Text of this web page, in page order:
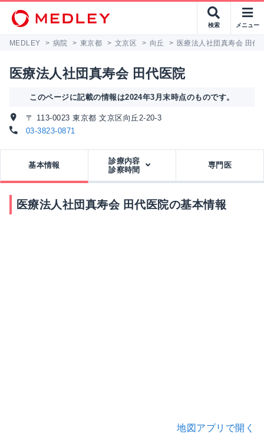
検索 メニュー
MEDLEY > 病院 > 東京都 > 文京区 > 向丘 > 医療法人社団真寿会 田代
医療法人社団真寿会 田代医院
このページに記載の情報は2024年3月末時点のものです。
〒 113-0023 東京都 文京区向丘2-20-3
03-3823-0871
基本情報
診療内容
診察時間
専門医
医療法人社団真寿会 田代医院の基本情報
地図アプリで開く